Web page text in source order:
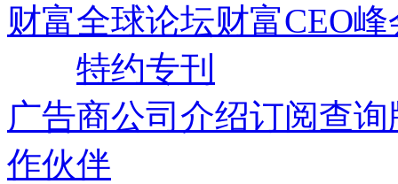
财富全球论坛财富CEO峰
特约专刊
广告商公司介绍订阅查询
作伙伴